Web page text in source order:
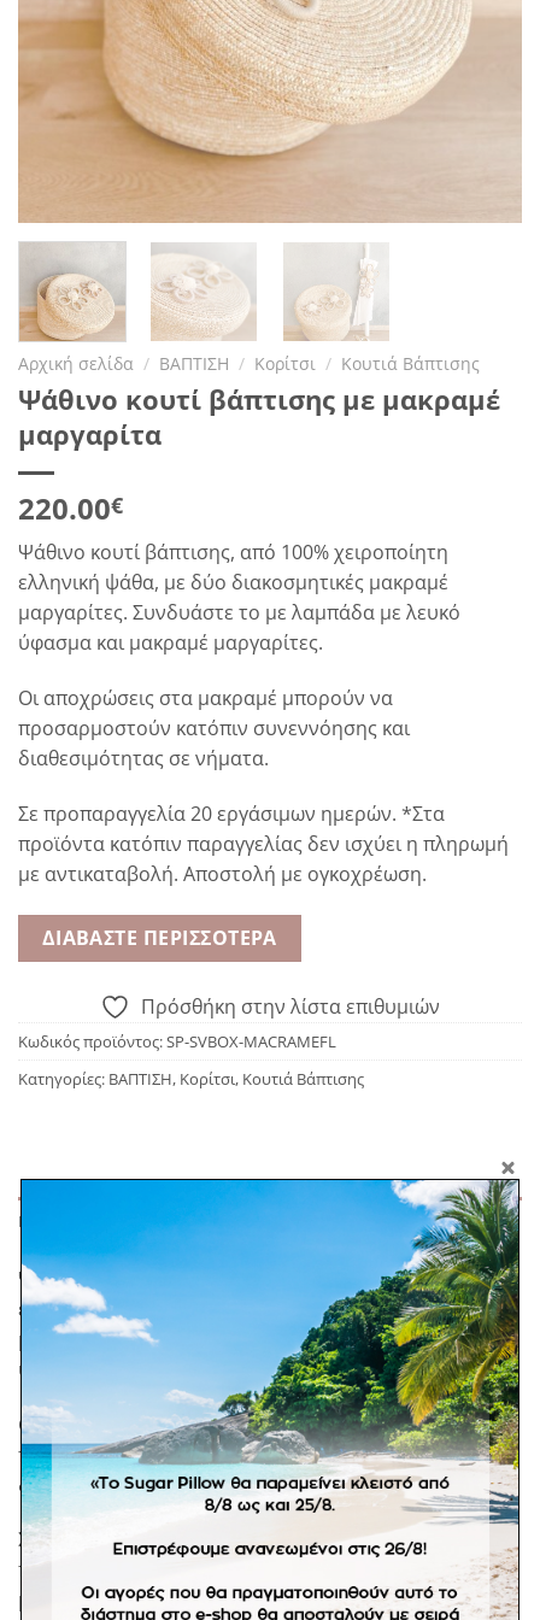
Αρχική σελίδα / ΒΑΠΤΙΣΗ / Κορίτσι / Κουτιά Βάπτισης
Ψάθινο κουτί βάπτισης με μακραμέ
μαργαρίτα
220.00€
Ψάθινο κουτί βάπτισης, από 100% χειροποίητη
ελληνική ψάθα, με δύο διακοσμητικές μακραμέ
μαργαρίτες. Συνδυάστε το με λαμπάδα με λευκό
ύφασμα και μακραμέ μαργαρίτες.
Οι αποχρώσεις στα μακραμέ μπορούν να
προσαρμοστούν κατόπιν συνεννόησης και
διαθεσιμότητας σε νήματα.
Σε προπαραγγελία 20 εργάσιμων ημερών. *Στα
προϊόντα κατόπιν παραγγελίας δεν ισχύει η πληρωμή
με αντικαταβολή. Αποστολή με ογκοχρέωση.
ΔΙΑΒΆΣΤΕ ΠΕΡΙΣΣΌΤΕΡΑ
Πρόσθήκη στην λίστα επιθυμιών
Κωδικός προϊόντος:SP-SVBOX-MACRAMEFL
Κατηγορίες: ΒΑΠΤΙΣΗ, Κορίτσι, Κουτιά Βάπτισης
ΠΕΡΙΓΡΑΦΉ
Ψάθινο κουτί βάπτισης, από 100% χειροποίητη
ελληνική ψάθα, με δύο διακοσμητικές μακραμέ
μαργαρίτες. Συνδυάστε το με λαμπάδα με λευκό
ύφασμα και μακραμέ μαργαρίτες.
Οι αποχρώσεις στα μακραμέ μπορούν να
προσαρμοστούν κατόπιν συνεννόησης και
διαθεσιμότητας σε νήματα.
Σε προπαραγγελία 20 εργάσιμων ημερών. *Στα
προϊόντα κατόπιν παραγγελίας δεν ισχύει η πληρωμή
με αντικαταβολή. Αποστολή με ογκοχρέωση.